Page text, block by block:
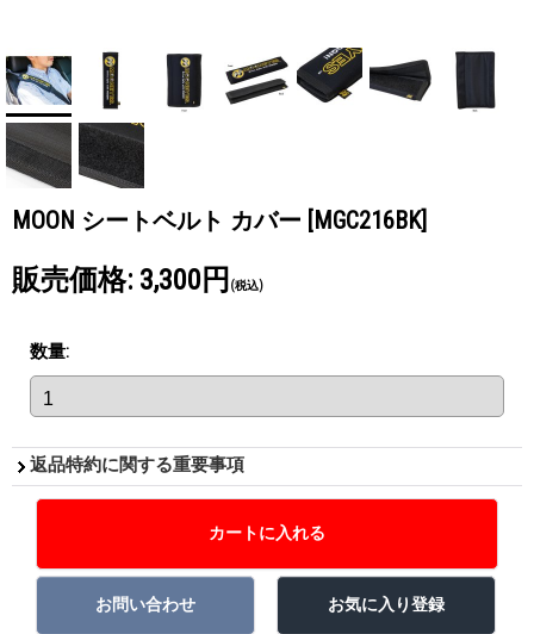
MOON シートベルト カバー [MGC216BK]
販売価格: 3,300円 (税込)
数量:
返品特約に関する重要事項